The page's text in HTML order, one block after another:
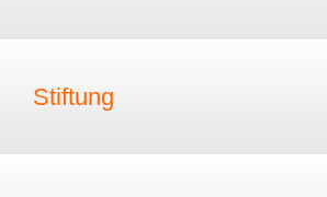
Stiftung